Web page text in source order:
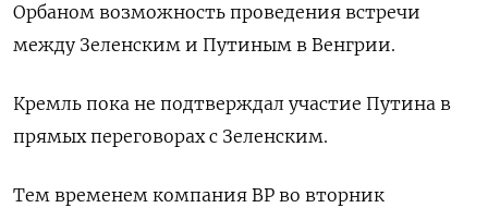
Орбаном возможность проведения встречи
между Зеленским и Путиным в Венгрии.
Кремль пока не подтверждал участие Путина в
прямых переговорах с Зеленским.
Тем временем компания BP во вторник